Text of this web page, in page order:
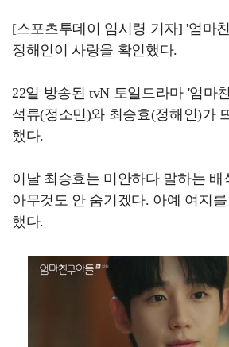
[스포츠투데이 임시령 기자] '엄마
정해인이 사랑을 확인했다.
22일 방송된 tvN 토일드라마 '엄마
석류(정소민)와 최승효(정해인)가
했다.
이날 최승효는 미안하다 말하는 배
아무것도 안 숨기겠다. 아예 여지
했다.